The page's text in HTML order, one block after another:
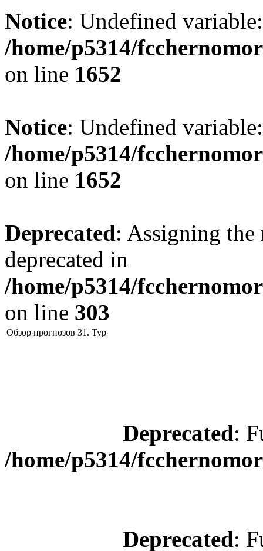
Notice: Undefined
/home/p5314/
on line 1652
Notice: Undefined
/home/p5314/
on line 1652
Deprecated: Assigning the
deprecated in
/home/p5314/
on line 303
Обзор прогнозов 31. Тур
Deprecated:
/home/p5314/
Deprecated: